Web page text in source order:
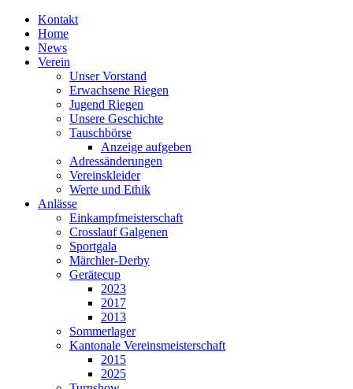
Kontakt
Home
News
Verein
Unser Vorstand
Erwachsene Riegen
Jugend Riegen
Unsere Geschichte
Tauschbörse
Anzeige aufgeben
Adressänderungen
Vereinskleider
Werte und Ethik
Anlässe
Einkampfmeisterschaft
Crosslauf Galgenen
Sportgala
Märchler-Derby
Gerätecup
2023
2017
2013
Sommerlager
Kantonale Vereinsmeisterschaft
2015
2025